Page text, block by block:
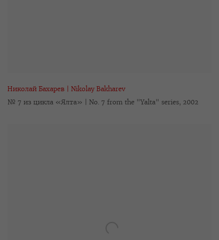
Николай Бахарев | Nikolay Bakharev
№ 7 из цикла «Ялта» | No. 7 from the "Yalta" series, 2002